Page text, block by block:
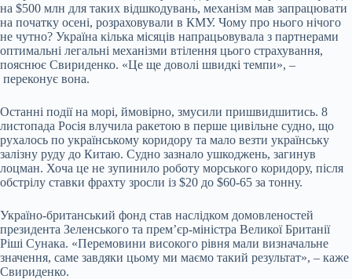
на $500 млн для таких відшкодувань, механізм мав запрацювати
на початку осені, розраховували в КМУ. Чому про нього нічого
не чутно? Україна кілька місяців напрацьовувала з партнерами
оптимальні легальні механізми втілення цього страхування,
пояснює Свириденко. «Це ще доволі швидкі темпи», –
переконує вона.
Останні події на морі, ймовірно, змусили пришвидшитись. 8
листопада Росія влучила ракетою в перше цивільне судно, що
рухалось по українському коридору та мало везти українську
залізну руду до Китаю. Судно зазнало ушкоджень, загинув
лоцман. Хоча це не зупинило роботу морського коридору, після
обстрілу ставки фрахту зросли із $20 до $60-65 за тонну.
Україно-британський фонд став наслідком домовленостей
президента Зеленського та премʼєр-міністра Великої Британії
Ріші Сунака. «Перемовини високого рівня мали визначальне
значення, саме завдяки цьому ми маємо такий результат», – каже
Свириденко.